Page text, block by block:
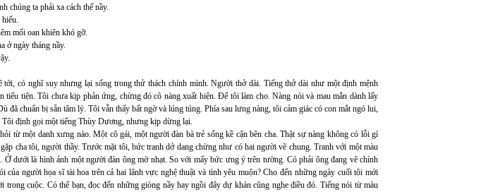
chúng ta phải xa cách thế nầy.
mối oan khiên khó gỡ.
ở ngày tháng nầy.
có nghĩ suy nhưng lại sống trong thử thách chính mình. Người thở dài. Tiếng thở dài như một định mệnh
tiểu tiện. Tôi chưa kịp phản ứng, chừng đó cô nàng xuất hiện. Để tôi làm cho. Nàng nói và mau mắn dành lấy
đã chuẩn bị sẵn tâm lý. Tôi vẫn thấy bất ngờ và lúng túng. Phía sau lưng nàng, tôi cảm giác có con mắt ngó lui,
Tôi định gọi một tiếng Thùy Dương, nhưng kịp dừng lại.
từ một danh xưng nào. Một cô gái, một người đàn bà trẻ sống kề cận bên cha. Thật sự nàng không có lỗi gì
cha tôi, người thầy. Trước mặt tôi, bức tranh dở dang chừng như có hai người vẽ chung. Tranh với một màu
Ở dưới là hình ảnh một người đàn ông mờ nhạt. So với mấy bức ưng ý trên tường. Có phải ông đang vẽ chính
của người họa sĩ tài hoa trên cả hai lãnh vực nghệ thuật và tình yêu muộn? Cho đến những ngày cuối tôi mới
trong cuộc. Có thể bạn, đọc đến những giòng nầy hay ngồi đây dự khán cũng nghe điều đó. Tiếng nói từ màu